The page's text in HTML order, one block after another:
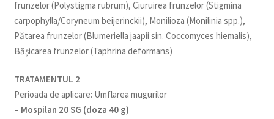
frunzelor (Polystigma rubrum), Ciuruirea frunzelor (Stigmina
carpophylla/Coryneum beijerinckii), Monilioza (Monilinia spp.),
Pătarea frunzelor (Blumeriella jaapii sin. Coccomyces hiemalis),
Bășicarea frunzelor (Taphrina deformans)
TRATAMENTUL 2
Perioada de aplicare: Umflarea mugurilor
– Mospilan 20 SG (doza 40 g)